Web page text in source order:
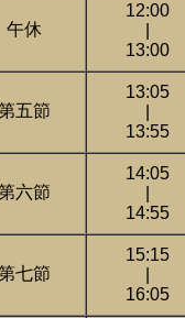
午休
12:00
13:00
五節
13:05
13:55
六節
14:05
14:55
七節
15:15
16:05